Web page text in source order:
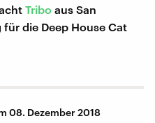
Tribo aus San
die Deep House Cat
08. Dezember 2018